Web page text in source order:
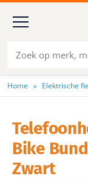
Home Elektrische
Bike
Zwart